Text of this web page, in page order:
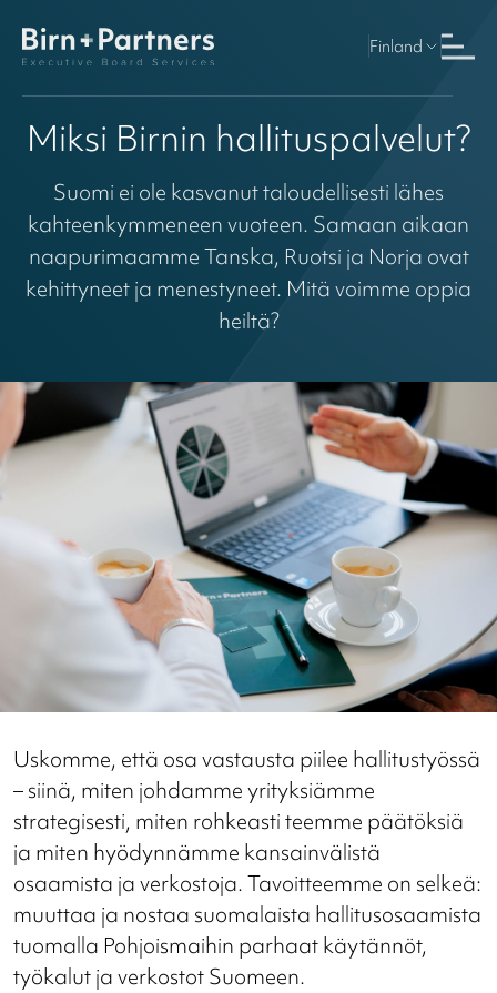
Finland
Miksi Birnin hallituspalvelut?
Suomi ei ole kasvanut taloudellisesti lähes
kahteenkymmeneen vuoteen. Samaan aikaan
naapurimaamme Tanska, Ruotsi ja Norja ovat
kehittyneet ja menestyneet. Mitä voimme oppia
heiltä?
Uskomme, että osa vastausta piilee hallitustyössä
– siinä, miten johdamme yrityksiämme
strategisesti, miten rohkeasti teemme päätöksiä
ja miten hyödynnämme kansainvälistä
osaamista ja verkostoja. Tavoitteemme on selkeä:
muuttaa ja nostaa suomalaista hallitusosaamista
tuomalla Pohjoismaihin parhaat käytännöt,
työkalut ja verkostot Suomeen.